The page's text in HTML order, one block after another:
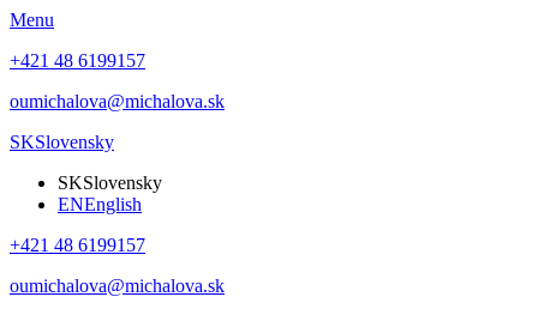
Menu
+421 48 6199157
oumichalova@michalova.sk
SKSlovensky
SKSlovensky
ENEnglish
+421 48 6199157
oumichalova@michalova.sk